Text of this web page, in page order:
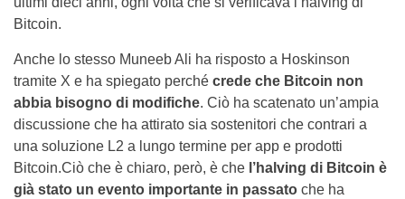
Bitcoin.
Anche lo stesso Muneeb Ali ha risposto a Hoskinson
tramite X e ha spiegato perché crede che Bitcoin non
abbia bisogno di modifiche. Ciò ha scatenato un’ampia
discussione che ha attirato sia sostenitori che contrari a
una soluzione L2 a lungo termine per app e prodotti
Bitcoin.Ciò che è chiaro, però, è che l’halving di Bitcoin è
già stato un evento importante in passato che ha